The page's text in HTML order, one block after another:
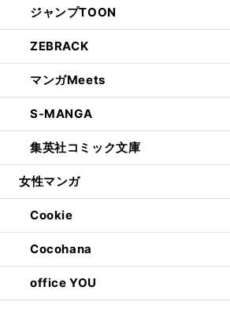
ジャンプTOON
ZEBRACK
マンガMeets
S-MANGA
集英社コミック文庫
女性マンガ
Cookie
Cocohana
office YOU